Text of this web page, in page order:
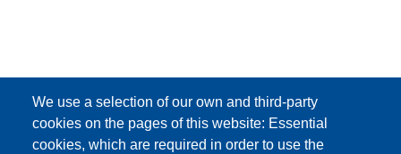
We use a selection of our own and third-party
cookies on the pages of this website: Essential
cookies, which are required in order to use the